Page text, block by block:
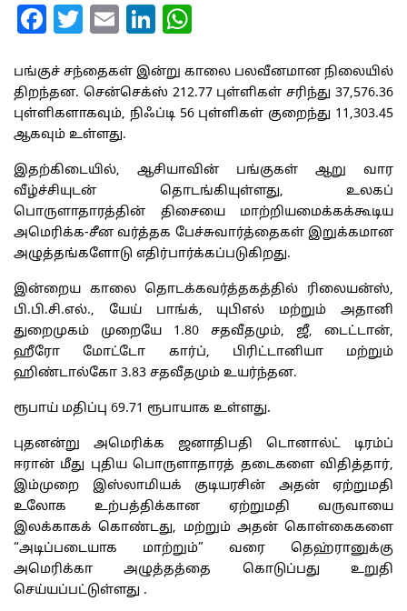
Facebook
Twitter
EmailLinkedIn
பங்குச் சந்தைகள் இன்று காலை பலவீனமான நிலையில்
திறந்தன. சென்செக்ஸ் 212.77 புள்ளிகள் சரிந்து 37,576.36
புள்ளிகளாகவும், நிஃப்டி 56 புள்ளிகள் குறைந்து 11,303.45
ஆகவும் உள்ளது.
இதற்கிடையில், ஆசியாவின் பங்குகள் ஆறு வார
வீழ்ச்சியுடன் தொடங்கியுள்ளது, உலகப்
பொருளாதாரத்தின் திசையை மாற்றியமைக்கக்கூடிய
அமெரிக்க-சீன வர்த்தக பேச்சுவார்த்தைகள் இறுக்கமான
அழுத்தங்களோடு எதிர்பார்க்கப்படுகிறது.
இன்றைய காலை தொடக்க‌வர்த்தகத்தில் ரிலையன்ஸ்,
பி.பி.சி.எல்., யேய் பாங்க், யுபிஎல் மற்றும் அதானி
துறைமுகம் முறையே 1.80 சதவீதமும், ஜீ, டைட்டான்,
ஹீரோ மோட்டோ கார்ப், பிரிட்டானியா மற்றும்
ஹிண்டால்கோ 3.83 சதவீதமும் உயர்ந்தன.
ரூபாய் மதிப்பு 69.71 ரூபாயாக உள்ளது.
புதனன்று அமெரிக்க ஜனாதிபதி டொனால்ட் டிரம்ப்
ஈரான் மீது புதிய பொருளாதாரத் தடைகளை விதித்தார்,
இம்முறை இஸ்லாமியக் குடியரசின் அதன் ஏற்றுமதி
உலோக உற்பத்திக்கான ஏற்றுமதி வருவாயை
இலக்காகக் கொண்டது, மற்றும் அதன் கொள்கைகளை
“அடிப்படையாக மாற்றும்” வரை தெஹ்ரானுக்கு
அமெரிக்கா அழுத்தத்தை கொடுப்பது உறுதி
செய்யப்பட்டுள்ளது .